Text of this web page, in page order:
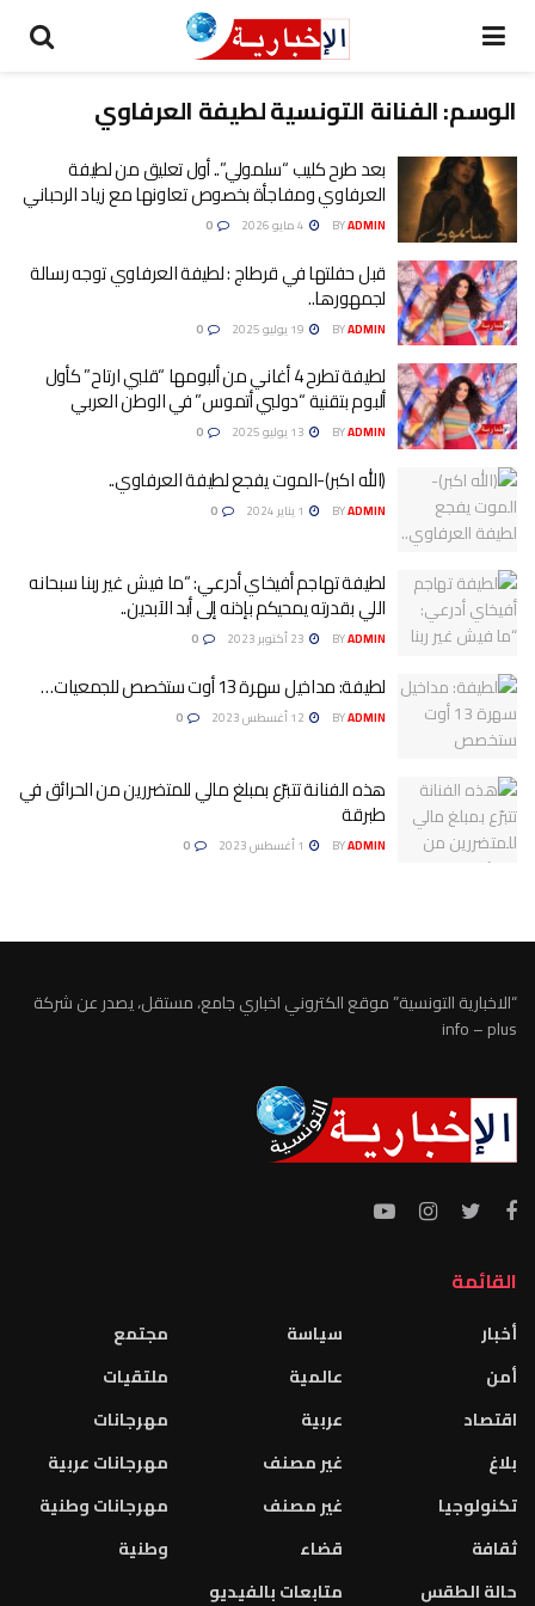
الوسم:الفنانة التونسية لطيفة العرفاوي
بعد طرح كليب “سلمولي”.. أول تعليق من لطيفة
العرفاوي ومفاجأة بخصوص تعاونها مع زياد الرحباني
BYADMIN
قبل حفلتها في قرطاج : لطيفة العرفاوي توجه رسالة
لجمهورها..
BYADMIN
لطيفة تطرح 4 أغاني من ألبومها “قلبي ارتاح” كأول
ألبوم بتقنية “دولبي أتموس” في الوطن العربي
BYADMIN
(الله اكبر)-الموت يفجع لطيفة العرفاوي..
BYADMIN
لطيفة تهاجم أفيخاي أدرعي: “ما فيش غير ربنا سبحانه
اللي بقدرته يمحيكم بإذنه إلى أبد الآبدين..
BYADMIN
لطيفة: مداخيل سهرة 13 أوت ستخصص للجمعيات…
BYADMIN
هذه الفنانة تتبرّع بمبلغ مالي للمتضررين من الحرائق في
طبرقة
BYADMIN
“الاخبارية التونسية” موقع الكتروني اخباري جامع، مستقل، يصدر عن شركة
info – plus
القائمة
أخبار
أمن
اقتصاد
بلاغ
تكنولوجيا
ثقافة
حالة الطقس
سياسة
عالمية
عربية
غير مصنف
غير مصنف
قضاء
متابعات بالفيديو
مجتمع
ملتقيات
مهرجانات
مهرجانات عربية
مهرجانات وطنية
وطنية